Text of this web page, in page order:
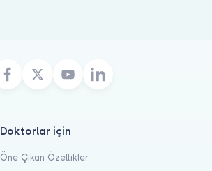
Doktorlar için
Öne Çıkan Özellikler